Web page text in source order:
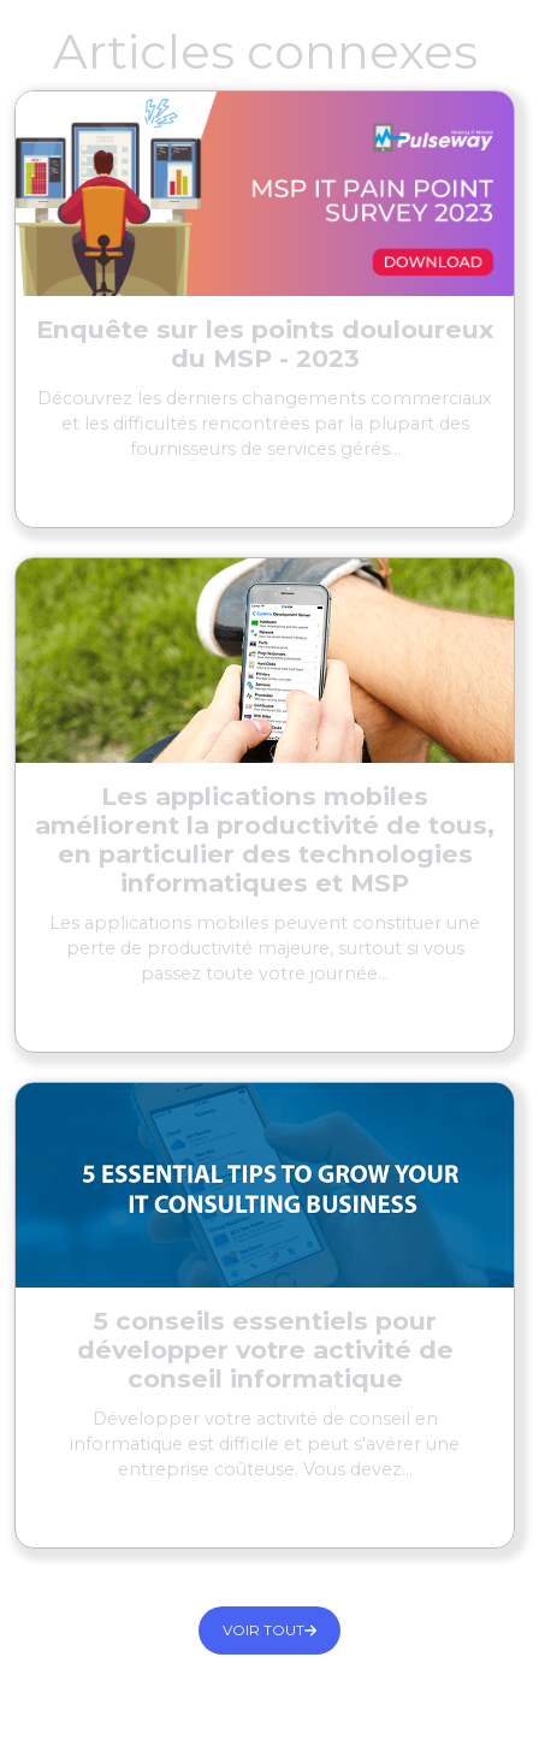
Articles connexes
Enquête sur les points douloureux
du MSP - 2023
Découvrez les derniers changements commerciaux
et les difficultés rencontrées par la plupart des
fournisseurs de services gérés...
Les applications mobiles
améliorent la productivité de tous,
en particulier des technologies
informatiques et MSP
Les applications mobiles peuvent constituer une
perte de productivité majeure, surtout si vous
passez toute votre journée...
5 conseils essentiels pour
développer votre activité de
conseil informatique
Développer votre activité de conseil en
informatique est difficile et peut s'avérer une
entreprise coûteuse. Vous devez...
VOIR TOUT